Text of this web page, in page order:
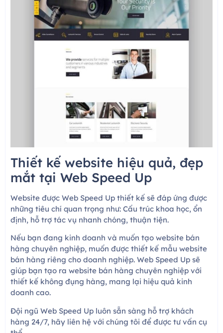
Thiết kế website hiệu quả, đẹp
mắt tại Web Speed Up
Website được Web Speed Up thiết kế sẽ đáp ứng được
những tiêu chí quan trọng như: Cấu trúc khoa học, ổn
định, hỗ trợ tác vụ nhanh chóng, thuận tiện.
Nếu bạn đang kinh doanh và muốn tạo website bán
hàng chuyên nghiệp, muốn được thiết kế mẫu website
bán hàng riêng cho doanh nghiệp. Web Speed Up sẽ
giúp bạn tạo ra website bán hàng chuyên nghiệp với
thiết kế không đụng hàng, mang lại hiệu quả kinh
doanh cao.
Đội ngũ Web Speed Up luôn sẵn sàng hỗ trợ khách
hàng 24/7, hãy liên hệ với chúng tôi để được tư vấn cụ